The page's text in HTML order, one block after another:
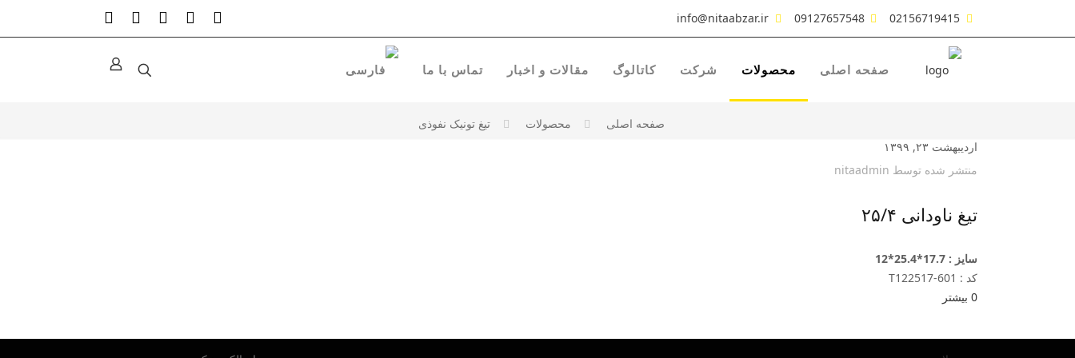
02156719415
09127657548
info@nitaabzar.ir
صفحه اصلی محصولات شرکت کاتالوگ مقالات و اخبار تماس با ما
صفحه اصلی محصولات
تیغ تونیک نفوذی
اردیبهشت ۲۳, ۱۳۹۹
منتشر شده توسط nitaadmin
تیغ ناودانی ۲۵/۴
سایز : 17.7*25.4*12
کد : T122517-601
0 بیشتر